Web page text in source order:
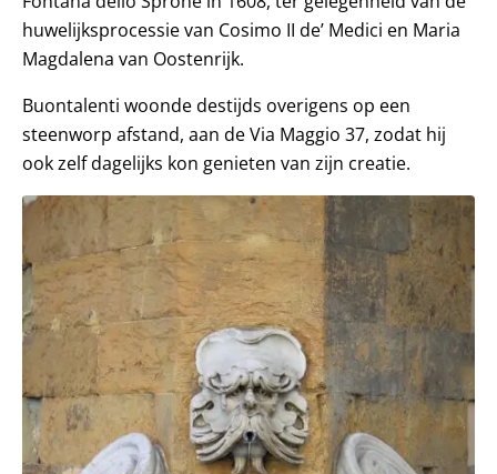
huwelijksprocessie van Cosimo II de’ Medici en Maria
Magdalena van Oostenrijk.
Buontalenti woonde destijds overigens op een
steenworp afstand, aan de Via Maggio 37, zodat hij
ook zelf dagelijks kon genieten van zijn creatie.